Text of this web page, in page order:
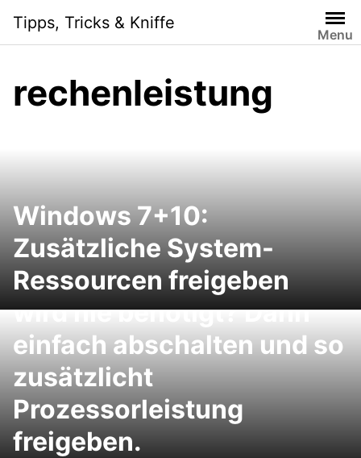
content
Tipps, Tricks & Kniffe
Menu
rechenleistung
Windows 7+10:
Zusätzliche System-
Ressourcen freigeben
Die Bildschirmtastatur
wird nie benötigt? Dann
einfach abschalten und so
zusätzlicht
Prozessorleistung
freigeben.